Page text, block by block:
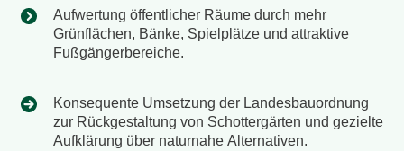
Aufwertung öffentlicher Räume durch mehr
Grünflächen, Bänke, Spielplätze und attraktive
Fußgängerbereiche.
Konsequente Umsetzung der Landesbauordnung
zur Rückgestaltung von Schottergärten und gezielte
Aufklärung über naturnahe Alternativen.